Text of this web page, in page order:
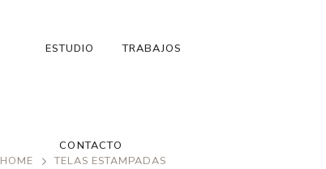
ESTUDIO TRABAJOS
CONTACTO
HOME TELAS ESTAMPADAS